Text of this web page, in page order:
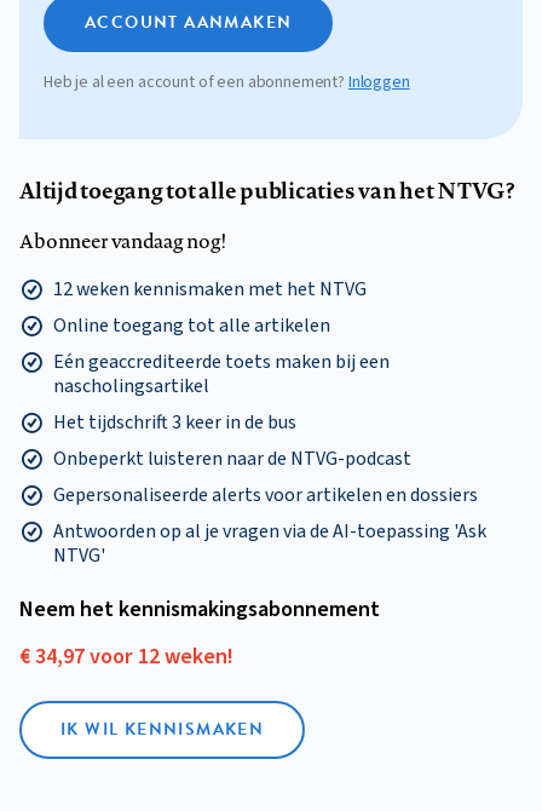
ACCOUNT AANMAKEN
Heb je al een account of een abonnement? Inloggen
Altijd toegang tot alle publicaties van het NTVG?
Abonneer vandaag nog!
12 weken kennismaken met het NTVG
Online toegang tot alle artikelen
Eén geaccrediteerde toets maken bij een
nascholingsartikel
Het tijdschrift 3 keer in de bus
Onbeperkt luisteren naar de NTVG-podcast
Gepersonaliseerde alerts voor artikelen en dossiers
Antwoorden op al je vragen via de AI-toepassing 'Ask
NTVG'
Neem het kennismakings­abonnement
€ 34,97 voor 12 weken!
IK WIL KENNISMAKEN